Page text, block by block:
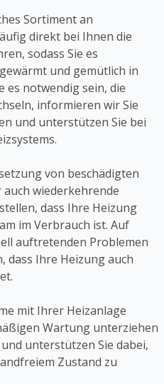
Sortiment an
direkt bei Ihnen die
sodass Sie es
und gemütlich in
es notwendig sein, die
informieren wir Sie
und unterstützen Sie bei
von beschädigten
wiederkehrende
dass Ihre Heizung
im Verbrauch ist. Auf
auftretenden Problemen
dass Ihre Heizung auch
mit Ihrer Heizanlage
Wartung unterziehen
unterstützen Sie dabei,
Zustand zu